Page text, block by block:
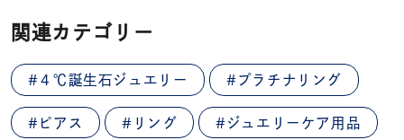
関連カテゴリー
#４℃誕生石ジュエリー #プラチナリング
#ピアス #リング #ジュエリーケア用品